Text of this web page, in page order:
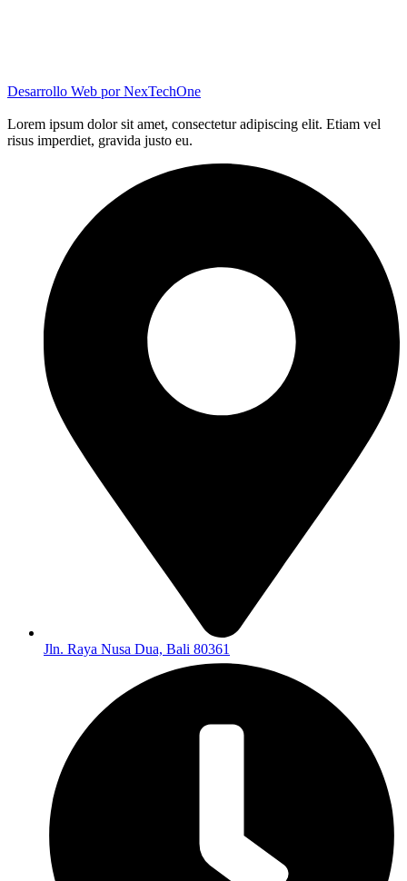
Desarrollo Web porNexTechOne
Lorem ipsum dolor sit amet, consectetur adipiscing elit. Etiam vel
risus imperdiet, gravida justo eu.
Jln. Raya Nusa Dua, Bali 80361